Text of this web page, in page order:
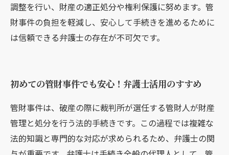
調整を行い、財産の適正処分や権利保護に努めます。管
財事件の負担を軽減し、安心して手続きを進めるために
は信頼できる弁護士の存在が不可欠です。
初めての管財事件でも安心！弁護士活用のすすめ
管財事件は、破産の際に裁判所が選任する管財人が財産
管理と処分を行う法的手続きです。この過程では複雑な
法的知識と専門的な対応が求められるため、弁護士の関